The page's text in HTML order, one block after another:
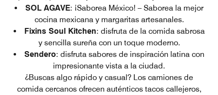
SOL AGAVE: ¡Saborea México! – Saborea la mejor
cocina mexicana y margaritas artesanales.
Fixins Soul Kitchen: disfruta de la comida sabrosa
y sencilla sureña con un toque moderno.
Sendero: disfruta sabores de inspiración latina con
impresionante vista a la ciudad.
¿Buscas algo rápido y casual? Los camiones de
comida cercanos ofrecen auténticos tacos callejeros,